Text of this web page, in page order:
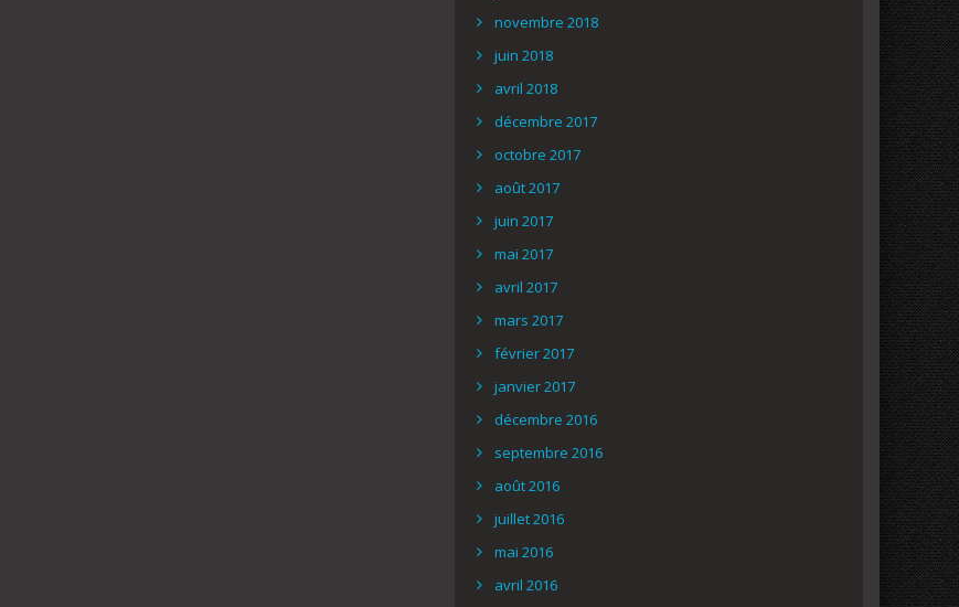
novembre 2018
juin 2018
avril 2018
décembre 2017
octobre 2017
août 2017
juin 2017
mai 2017
avril 2017
mars 2017
février 2017
janvier 2017
décembre 2016
septembre 2016
août 2016
juillet 2016
mai 2016
avril 2016